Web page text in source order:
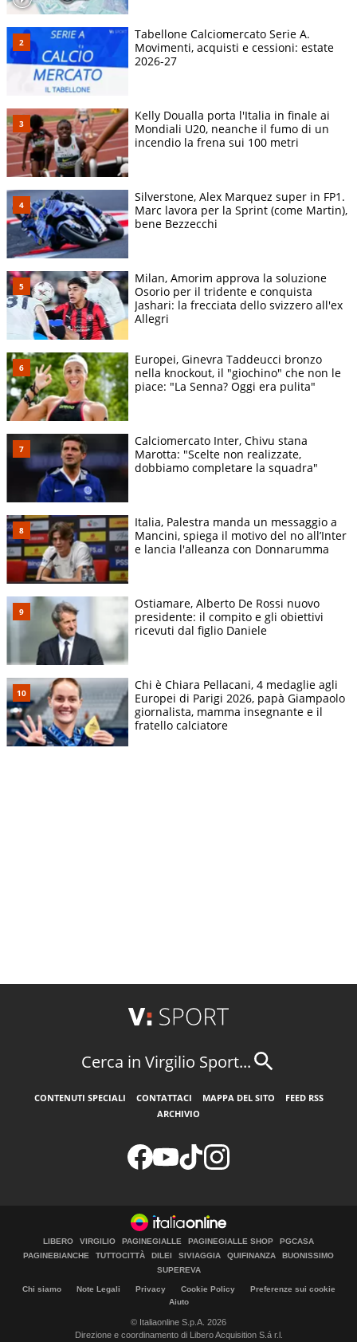
Tabellone Calciomercato Serie A.
Movimenti, acquisti e cessioni: estate
2026-27
Kelly Doualla porta l'Italia in finale ai
Mondiali U20, neanche il fumo di un
incendio la frena sui 100 metri
Silverstone, Alex Marquez super in FP1.
Marc lavora per la Sprint (come Martin),
bene Bezzecchi
Milan, Amorim approva la soluzione
Osorio per il tridente e conquista
Jashari: la frecciata dello svizzero all'ex
Allegri
Europei, Ginevra Taddeucci bronzo
nella knockout, il "giochino" che non le
piace: "La Senna? Oggi era pulita"
Calciomercato Inter, Chivu stana
Marotta: "Scelte non realizzate,
dobbiamo completare la squadra"
Italia, Palestra manda un messaggio a
Mancini, spiega il motivo del no all’Inter
e lancia l'alleanza con Donnarumma
Ostiamare, Alberto De Rossi nuovo
presidente: il compito e gli obiettivi
ricevuti dal figlio Daniele
Chi è Chiara Pellacani, 4 medaglie agli
Europei di Parigi 2026, papà Giampaolo
giornalista, mamma insegnante e il
fratello calciatore
Cerca in Virgilio Sport...
CONTENUTI SPECIALI CONTATTACI MAPPA DEL SITO
FEED RSS
ARCHIVIO
LIBERO VIRGILIO PAGINEGIALLE PAGINEGIALLE SHOP
PGCASA
PAGINEBIANCHE
TUTTOCITTÀ DILEI SIVIAGGIA QUIFINANZA
BUONISSIMO
SUPEREVA
Chi siamo Note Legali Privacy Cookie Policy
Preferenze sui cookie
Aiuto
© Italiaonline S.p.A. 2026
Direzione e coordinamento di Libero Acquisition S.á r.l.